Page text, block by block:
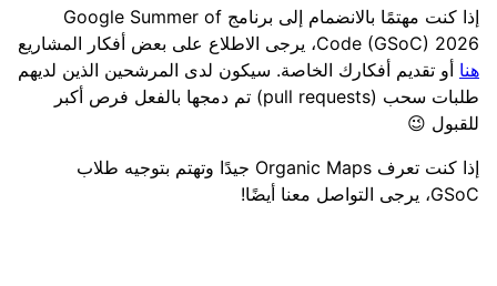
إذا كنت مهتمًا بالانضمام إلى برنامج Google Summer of
Code (GSoC) 2026، يرجى الاطلاع على بعض أفكار المشاريع
هنا أو تقديم أفكارك الخاصة. سيكون لدى المرشحين الذين لديهم
طلبات سحب (pull requests) تم دمجها بالفعل فرص أكبر
للقبول 😉
إذا كنت تعرف Organic Maps جيدًا وتهتم بتوجيه طلاب
GSoC، يرجى التواصل معنا أيضًا!